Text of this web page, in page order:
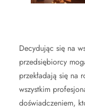
Decydując się na
przedsiębiorcy
przekładają się na
wszystkim
doświadczeniem,